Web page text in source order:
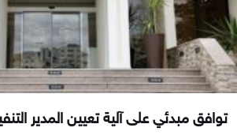
توافق مبدئي على آلية تعيين المدير